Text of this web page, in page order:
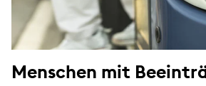
Menschen mit